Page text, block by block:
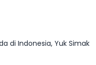
di Indonesia, Yuk Simak